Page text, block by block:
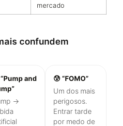
mercado
confundem
and
→
😰 “FOMO”
Um dos mais
perigosos.
Entrar tarde
por medo de